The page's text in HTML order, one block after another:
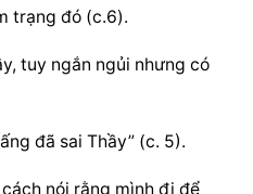
trạng đó (c.6).
tuy ngắn ngủi nhưng có
đã sai Thầy” (c. 5).
nói rằng mình đi để